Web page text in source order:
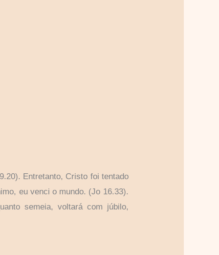
Entretanto, Cristo foi tentado
eu venci o mundo. (Jo 16.33).
semeia, voltará com júbilo,